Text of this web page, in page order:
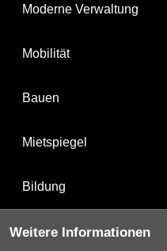
Moderne Verwaltung
Mobilität
Bauen
Mietspiegel
Bildung
Weitere Informationen